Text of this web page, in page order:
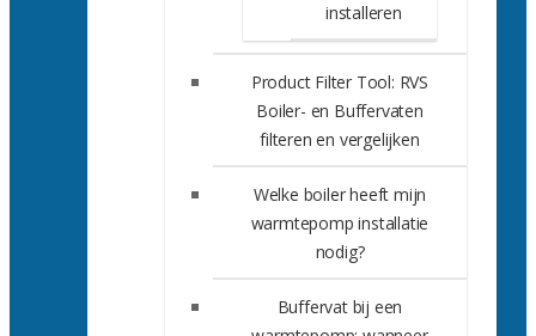
installeren
Product Filter Tool: RVS
Boiler- en Buffervaten
filteren en vergelijken
Welke boiler heeft mijn
warmtepomp installatie
nodig?
Buffervat bij een